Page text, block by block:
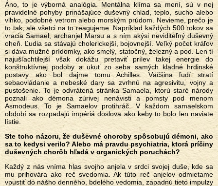
Áno, to je výborná analógia. Mentálna klíma sa mení, sú v nej
pravidelné pohyby prinášajúce duševný chlad, teplo, sucho alebo
vlhko, podobné vetrom alebo morským prúdom. Nevieme, prečo je
to tak, ale všetci na to reagujeme. Napríklad každých 500 rokov sa
vracia Samael, archanjel Marsu a s ním akýsi neviditeľný duševný
oheň. Ľudia sa stávajú cholerickejší, bojovnejší. Veľký počet kráľov
si dáva mužné prídomky, ako smelý, statočný, železný a pod. Len tí
najušľachtilejší však dokážu pretaviť prílev takej energie do
konštruktívnej podoby a ukuť zo seba samých kladné hrdinské
postavy ako bol dajme tomu Achilles. Väčšina ľudí stratí
sebaovládanie a nebeské dary sa zvrhnú na agresivitu, vojny a
pustošenie. To je odvrátená stránka Samaela, ktorú staré národy
poznali ako démona zúrivej nenávisti a pomsty pod menom
Asmodeus. To je Samaelov protihráč. V každom samaelskom
období sa rozpadajú impériá doslova ako keby to bolo len naviate
lístie.
Ste toho názoru, že duševné choroby spôsobujú démoni, ako
sa to kedysi verilo? Alebo má pravdu psychiatria, ktorá príčiny
duševných chorôb hľadá v organických poruchách?
Každý z nás vníma hlas svojho anjela v srdci svojej duše, kde sa
mu prihovára ako reč svedomia. Ak túto reč anjelov odmietame
vpustiť do nášho denného, bdelého vedomia, zapadnú tieto impulzy